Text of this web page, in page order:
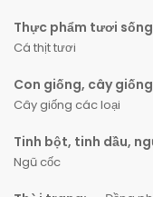
Thực phẩm tươi
Cá thịt tươi
Con giống, cây
Cây giống các loại
Tinh bột, tinh dầu,
Ngũ cốc